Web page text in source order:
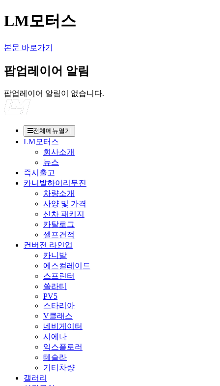
LM모터스
본문 바로가기
팝업레이어 알림
팝업레이어 알림이 없습니다.
전체메뉴열기
LM모터스
회사소개
뉴스
즉시출고
카니발하이리무진
차량소개
사양 및 가격
신차 패키지
카탈로그
셀프견적
컨버전 라인업
카니발
에스컬레이드
스프린터
쏠라티
PV5
스타리아
V클래스
네비게이터
시에나
익스플로러
테슬라
기티차량
갤러리